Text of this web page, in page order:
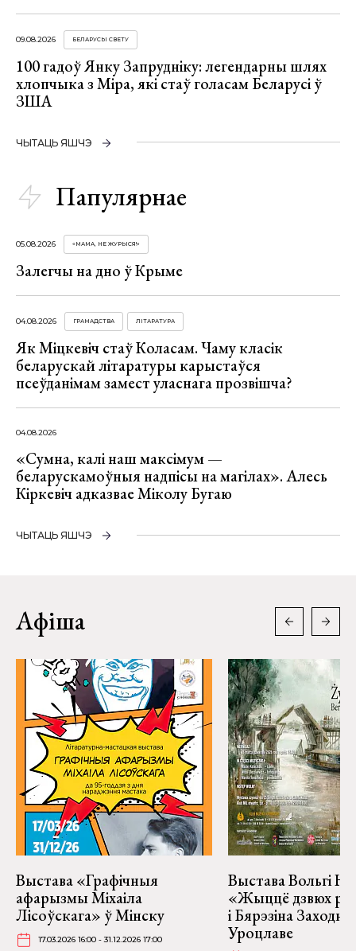
09.08.2026 БЕЛАРУСЫ СВЕТУ
100 гадоў Янку Запрудніку: легендарны шлях
хлопчыка з Міра, які стаў голасам Беларусі ў
ЗША
ЧЫТАЦЬ ЯШЧЭ
Папулярнае
05.08.2026 «МАМА, НЕ ЖУРЫСЯ!»
Залегчы на дно ў Крыме
04.08.2026 ГРАМАДСТВА ЛІТАРАТУРА
Як Міцкевіч стаў Коласам. Чаму класік
беларускай літаратуры карыстаўся
псеўданімам замест уласнага прозвішча?
04.08.2026
«Сумна, калі наш максімум —
беларускамоўныя надпісы на магілах». Алесь
Кіркевіч адказвае Міколу Бугаю
ЧЫТАЦЬ ЯШЧЭ
Афіша
Выстава «Графічныя
афарызмы Міхаіла
Лісоўскага» ў Мінску
17.03.2026 16:00 - 31.12.2026 17:00
Выстава Вольгі
«Жыццё дзвюх
і Бярэзіна
Уроцлаве